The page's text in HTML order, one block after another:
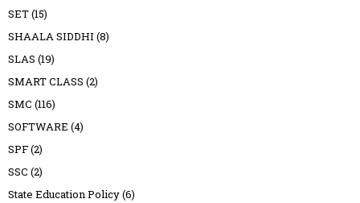
SET(15)
SHAALA SIDDHI (8)
SLAS (19)
SMART CLASS (2)
SMC (116)
SOFTWARE (4)
SPF(2)
SSC (2)
State Education Policy(6)